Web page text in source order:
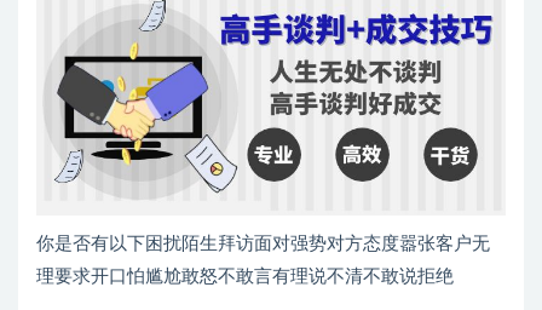
你是否有以下困扰陌生拜访面对强势对方态度嚣张客户无
理要求开口怕尴尬敢怒不敢言有理说不清不敢说拒绝